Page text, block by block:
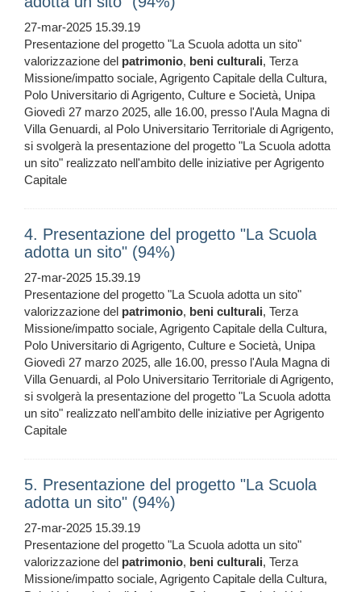
27-mar-2025 15.39.19
Presentazione del progetto "La Scuola adotta un sito"
valorizzazione del patrimonio, beni culturali, Terza
Missione/impatto sociale, Agrigento Capitale della Cultura,
Polo Universitario di Agrigento, Culture e Società, Unipa
Giovedì 27 marzo 2025, alle 16.00, presso l'Aula Magna di
Villa Genuardi, al Polo Universitario Territoriale di Agrigento,
si svolgerà la presentazione del progetto "La Scuola adotta
un sito" realizzato nell'ambito delle iniziative per Agrigento
Capitale
4. Presentazione del progetto "La Scuola
adotta un sito" (94%)
27-mar-2025 15.39.19
Presentazione del progetto "La Scuola adotta un sito"
valorizzazione del patrimonio, beni culturali, Terza
Missione/impatto sociale, Agrigento Capitale della Cultura,
Polo Universitario di Agrigento, Culture e Società, Unipa
Giovedì 27 marzo 2025, alle 16.00, presso l'Aula Magna di
Villa Genuardi, al Polo Universitario Territoriale di Agrigento,
si svolgerà la presentazione del progetto "La Scuola adotta
un sito" realizzato nell'ambito delle iniziative per Agrigento
Capitale
5. Presentazione del progetto "La Scuola
adotta un sito" (94%)
27-mar-2025 15.39.19
Presentazione del progetto "La Scuola adotta un sito"
valorizzazione del patrimonio, beni culturali, Terza
Missione/impatto sociale, Agrigento Capitale della Cultura,